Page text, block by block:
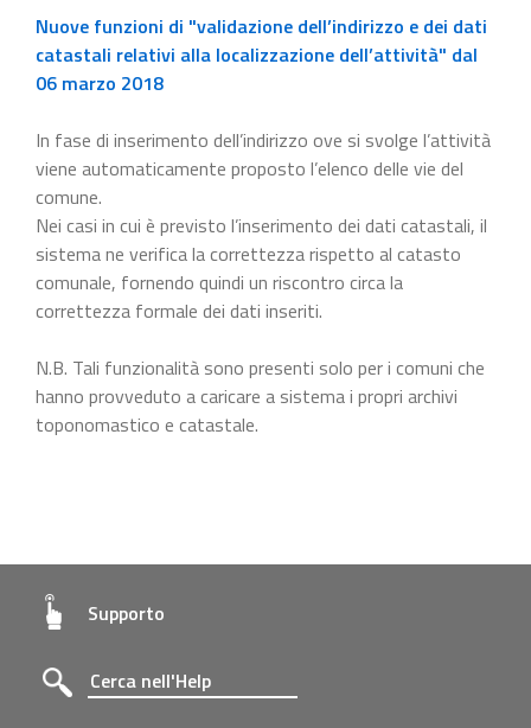
Nuove funzioni di "validazione dell’indirizzo e dei dati
catastali relativi alla localizzazione dell’attività" dal
06 marzo 2018
In fase di inserimento dell’indirizzo ove si svolge l’attività
viene automaticamente proposto l’elenco delle vie del
comune.
Nei casi in cui è previsto l’inserimento dei dati catastali, il
sistema ne verifica la correttezza rispetto al catasto
comunale, fornendo quindi un riscontro circa la
correttezza formale dei dati inseriti.
N.B. Tali funzionalità sono presenti solo per i comuni che
hanno provveduto a caricare a sistema i propri archivi
toponomastico e catastale.
Supporto